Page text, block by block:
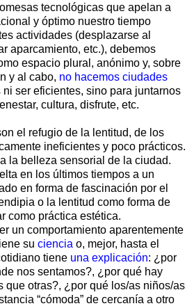
tecnológicas que apelan a
y óptimo nuestro tiempo
actividades (desplazarse al
aparcamiento, etc.), debemos
espacio plural, anónimo y, sobre
y al cabo, no hacemos ciudades
ser eficientes, sino para juntarnos
cultura, disfrute, etc.
el refugio de la lentitud, de los
ineficientes y poco prácticos.
la belleza sensorial de la ciudad.
en los últimos tiempos a un
en forma de fascinación por el
o la lentitud como forma de
como práctica estética.
un comportamiento aparentemente
su ciencia o, mejor, hasta el
tiene una explicación: ¿por
nos sentamos?, ¿por qué hay
que otras?, ¿por qué los/as niños/as
“cómoda” de cercanía a otro